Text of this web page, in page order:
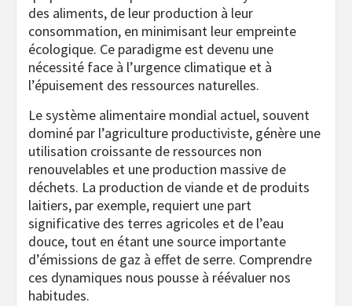
des aliments, de leur production à leur
consommation, en minimisant leur empreinte
écologique. Ce paradigme est devenu une
nécessité face à l’urgence climatique et à
l’épuisement des ressources naturelles.
Le système alimentaire mondial actuel, souvent
dominé par l’agriculture productiviste, génère une
utilisation croissante de ressources non
renouvelables et une production massive de
déchets. La production de viande et de produits
laitiers, par exemple, requiert une part
significative des terres agricoles et de l’eau
douce, tout en étant une source importante
d’émissions de gaz à effet de serre. Comprendre
ces dynamiques nous pousse à réévaluer nos
habitudes.